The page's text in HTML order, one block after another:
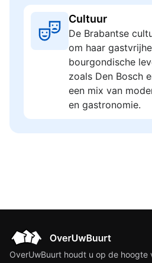
Cultuur
De Brabantse
om haar
bourgondische
zoals Den Bosch
een mix van
en gastronomie.
OverUwBuurt houdt u op de hoogte